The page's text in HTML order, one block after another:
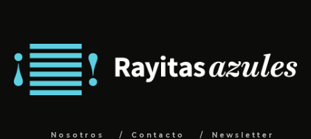
Nosotros Contacto
Newsletter